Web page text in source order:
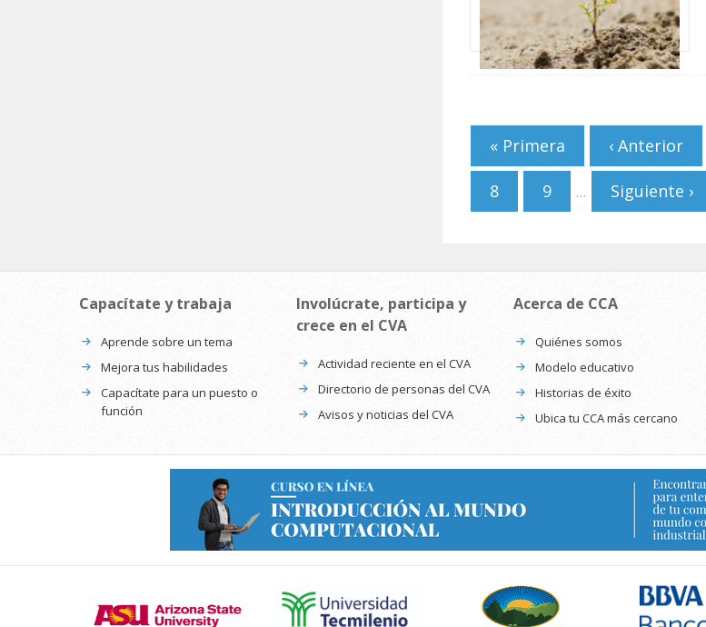
Páginas
« Primera ‹ Anterior
8 9 … Siguiente ›
Capacítate y trabaja
Aprende sobre un tema
Mejora tus habilidades
Capacítate para un puesto o
función
Involúcrate, participa y
crece en el CVA
Actividad reciente en el CVA
Directorio de personas del CVA
Avisos y noticias del CVA
Acerca de CCA
Quiénes somos
Modelo educativo
Historias de éxito
Ubica tu CCA más cercano